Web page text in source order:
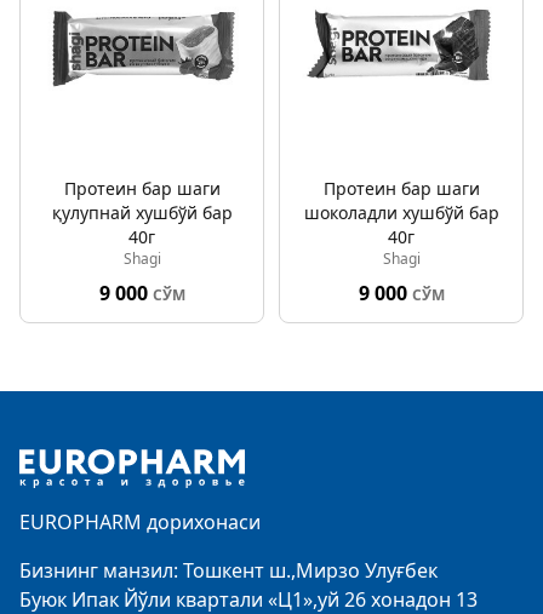
Протеин бар шаги
қулупнай хушбўй бар
40г
Shagi
9 000 СЎМ
Протеин бар шаги
шоколадли хушбўй бар
40г
Shagi
9 000 СЎМ
EUROPHARM дорихонаси
Бизнинг манзил: Тошкент ш.,Мирзо Улуғбек
Буюк Ипак Йўли квартали «Ц1»,уй 26 хонадон 13